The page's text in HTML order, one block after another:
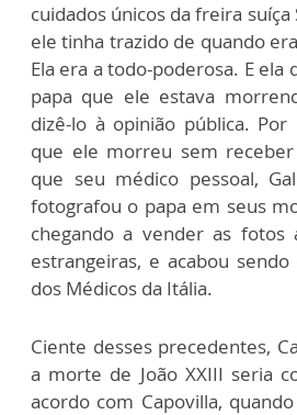
cuidados únicos da freira suíça
ele tinha trazido de quando
Ela era a todo-poderosa. E ela
papa que ele estava
dizê-lo à opinião pública.
que ele morreu sem
que seu médico pessoal,
fotografou o papa em seus
chegando a vender as fotos
estrangeiras, e acabou
dos Médicos da Itália.
Ciente desses precedentes,
a morte de João XXIII seria
acordo com Capovilla,